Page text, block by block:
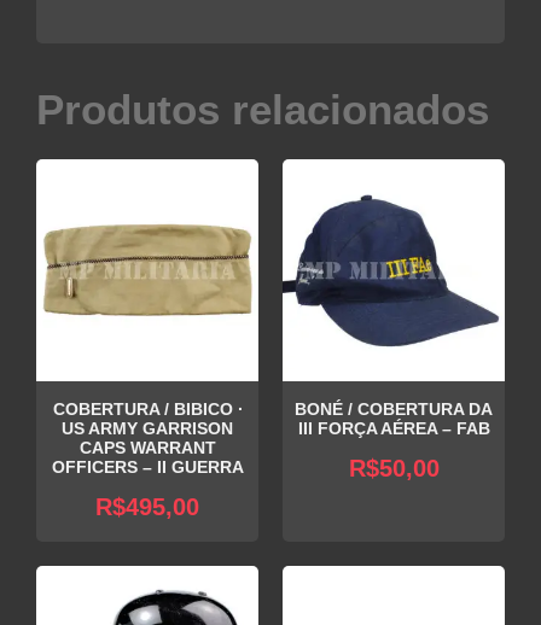
Produtos relacionados
COBERTURA / BIBICO ∙
US ARMY GARRISON
CAPS WARRANT
OFFICERS – II GUERRA
R$495,00
BONÉ / COBERTURA DA
III FORÇA AÉREA – FAB
R$50,00